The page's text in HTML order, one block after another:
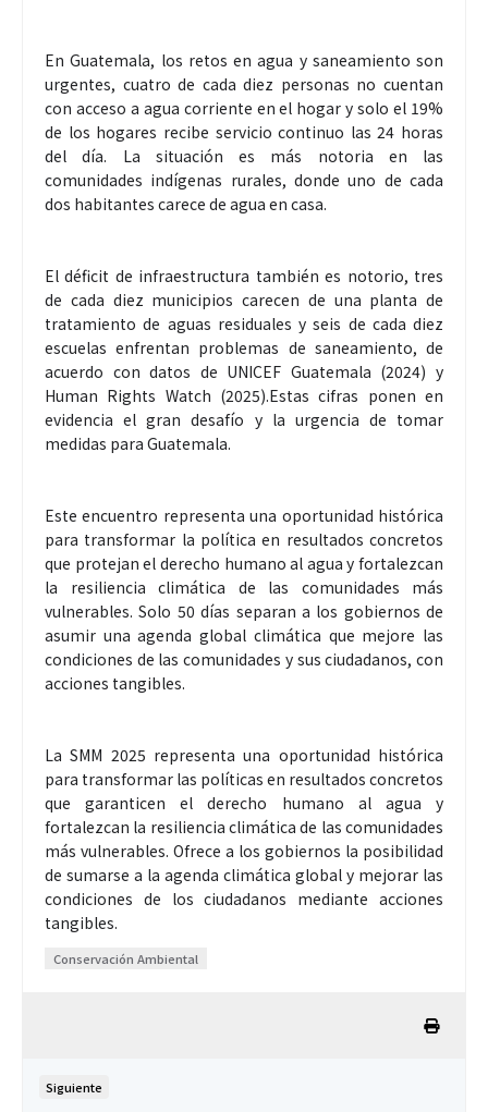
En Guatemala, los retos en agua y saneamiento son
urgentes, cuatro de cada diez personas no cuentan
con acceso a agua corriente en el hogar y solo el 19%
de los hogares recibe servicio continuo las 24 horas
del día. La situación es más notoria en las
comunidades indígenas rurales, donde uno de cada
dos habitantes carece de agua en casa.
El déficit de infraestructura también es notorio, tres
de cada diez municipios carecen de una planta de
tratamiento de aguas residuales y seis de cada diez
escuelas enfrentan problemas de saneamiento, de
acuerdo con datos de UNICEF Guatemala (2024) y
Human Rights Watch (2025).Estas cifras ponen en
evidencia el gran desafío y la urgencia de tomar
medidas para Guatemala.
Este encuentro representa una oportunidad histórica
para transformar la política en resultados concretos
que protejan el derecho humano al agua y fortalezcan
la resiliencia climática de las comunidades más
vulnerables. Solo 50 días separan a los gobiernos de
asumir una agenda global climática que mejore las
condiciones de las comunidades y sus ciudadanos, con
acciones tangibles.
La SMM 2025 representa una oportunidad histórica
para transformar las políticas en resultados concretos
que garanticen el derecho humano al agua y
fortalezcan la resiliencia climática de las comunidades
más vulnerables. Ofrece a los gobiernos la posibilidad
de sumarse a la agenda climática global y mejorar las
condiciones de los ciudadanos mediante acciones
tangibles.
Conservación Ambiental
Siguiente